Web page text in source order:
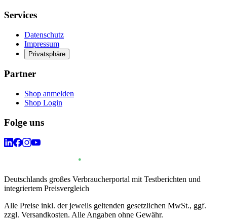
Services
Datenschutz
Impressum
Privatsphäre
Partner
Shop anmelden
Shop Login
Folge uns
Deutschlands großes Verbraucherportal mit Testberichten und
integriertem Preisvergleich
Alle Preise inkl. der jeweils geltenden gesetzlichen MwSt., ggf.
zzgl. Versandkosten. Alle Angaben ohne Gewähr.